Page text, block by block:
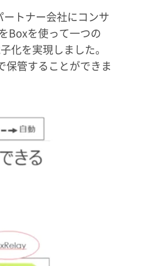
トナー会社にコンサ
Boxを使って一つの
化を実現しました。
保管することができま